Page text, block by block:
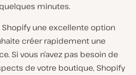
minutes.
une excellente option
créer rapidement une
Si vous n’avez pas besoin de
de votre boutique, Shopify